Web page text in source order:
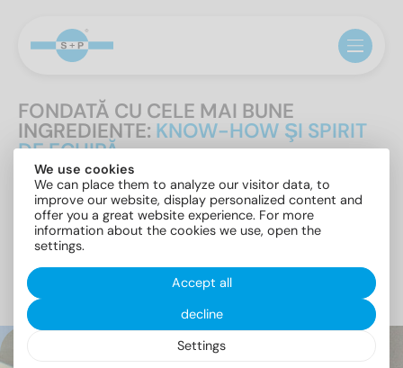
FONDATĂ CU CELE MAI BUNE
INGREDIENTE: KNOW-HOW ŞI SPIRIT
DE ECHIPĂ.
Succesele deosebite necesită o scânteie iniţială.
Succesele deosebite necesită o scânteie iniţială.În
cazul firmei S+P, aceasta a fost momentul în care
Gerhard Schäfer şi Helmut Peters s-au cunoscut. Cei
doi întreprinzători au realizat repede că prin
îmbinarea forţelor lor pot realiza multe.
1986
We use cookies
We can place them to analyze our visitor data, to
improve our website, display personalized content and
offer you a great website experience. For more
information about the cookies we use, open the
settings.
Accept all
decline
Settings